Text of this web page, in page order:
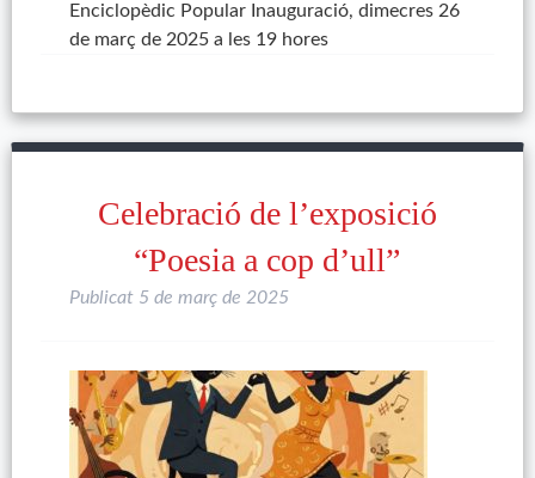
Enciclopèdic Popular Inauguració, dimecres 26
de març de 2025 a les 19 hores
Celebració de l’exposició
“Poesia a cop d’ull”
Publicat 5 de març de 2025